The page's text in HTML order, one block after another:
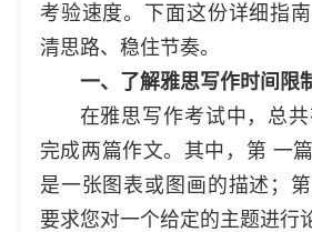
考验速度。下面这份详细指
清思路、稳住节奏。
一、了解雅思写作时间限
在雅思写作考试中，总
完成两篇作文。其中，第 一
是一张图表或图画的描述；第
要求您对一个给定的主题进行